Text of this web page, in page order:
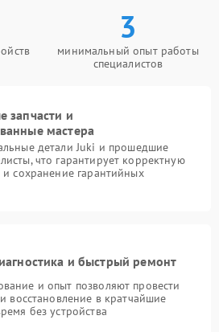
3
минимальный опыт работы
специалистов
запчасти и
мастера
детали Juki и прошедшие
что гарантирует корректную
сохранение гарантийных
и быстрый ремонт
и опыт позволяют провести
восстановление в кратчайшие
без устройства